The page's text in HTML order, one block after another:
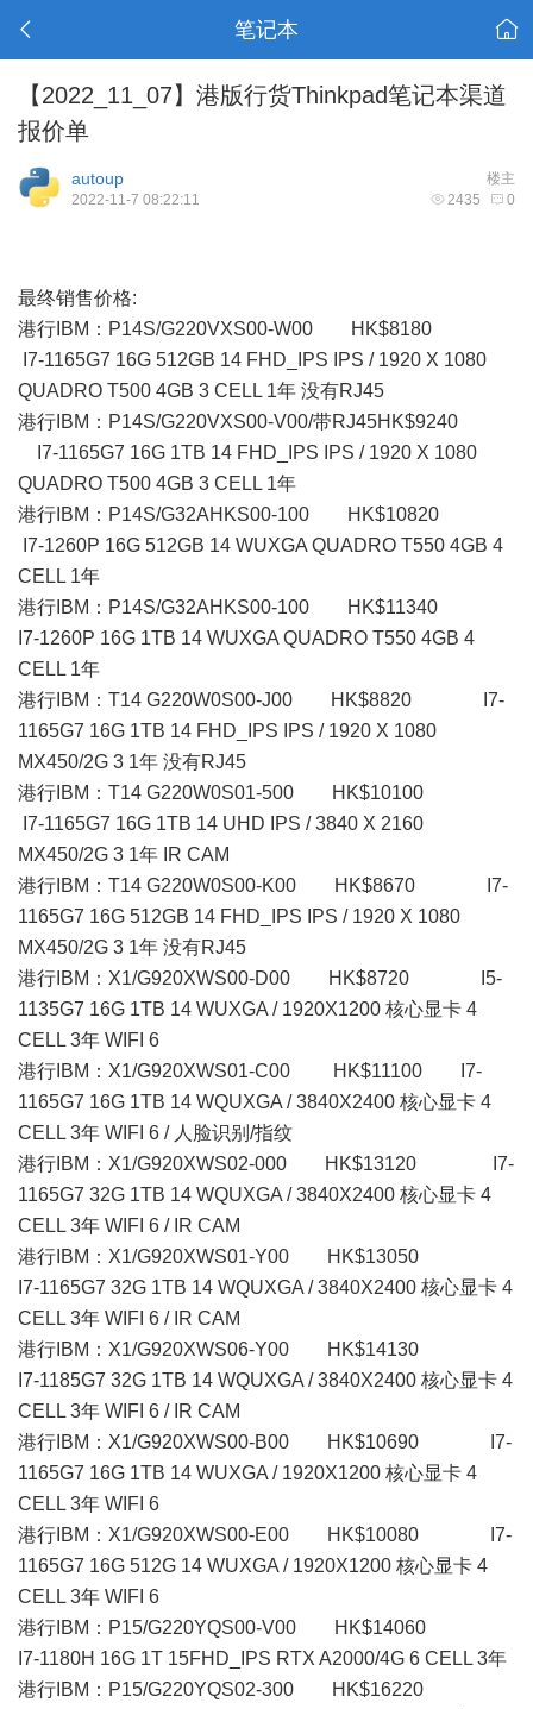
笔记本
【2022_11_07】港版行货Thinkpad笔记本渠道
报价单
楼主
autoup
2435 0
2022-11-7 08:22:11
最终销售价格:
港行IBM：P14S/G220VXS00-W00 HK$8180
I7-1165G7 16G 512GB 14 FHD_IPS IPS / 1920 X 1080
QUADRO T500 4GB 3 CELL 1年 没有RJ45
港行IBM：P14S/G220VXS00-V00/带RJ45HK$9240
I7-1165G7 16G 1TB 14 FHD_IPS IPS / 1920 X 1080
QUADRO T500 4GB 3 CELL 1年
港行IBM：P14S/G32AHKS00-100 HK$10820
I7-1260P 16G 512GB 14 WUXGA QUADRO T550 4GB 4
CELL 1年
港行IBM：P14S/G32AHKS00-100 HK$11340
I7-1260P 16G 1TB 14 WUXGA QUADRO T550 4GB 4
CELL 1年
港行IBM：T14 G220W0S00-J00 HK$8820 I7-
1165G7 16G 1TB 14 FHD_IPS IPS / 1920 X 1080
MX450/2G 3 1年 没有RJ45
港行IBM：T14 G220W0S01-500 HK$10100
I7-1165G7 16G 1TB 14 UHD IPS / 3840 X 2160
MX450/2G 3 1年 IR CAM
港行IBM：T14 G220W0S00-K00 HK$8670 I7-
1165G7 16G 512GB 14 FHD_IPS IPS / 1920 X 1080
MX450/2G 3 1年 没有RJ45
港行IBM：X1/G920XWS00-D00 HK$8720 I5-
1135G7 16G 1TB 14 WUXGA / 1920X1200 核心显卡 4
CELL 3年 WIFI 6
港行IBM：X1/G920XWS01-C00 HK$11100 I7-
1165G7 16G 1TB 14 WQUXGA / 3840X2400 核心显卡 4
CELL 3年 WIFI 6 / 人脸识别/指纹
港行IBM：X1/G920XWS02-000 HK$13120 I7-
1165G7 32G 1TB 14 WQUXGA / 3840X2400 核心显卡 4
CELL 3年 WIFI 6 / IR CAM
港行IBM：X1/G920XWS01-Y00 HK$13050
I7-1165G7 32G 1TB 14 WQUXGA / 3840X2400 核心显卡 4
CELL 3年 WIFI 6 / IR CAM
港行IBM：X1/G920XWS06-Y00 HK$14130
I7-1185G7 32G 1TB 14 WQUXGA / 3840X2400 核心显卡 4
CELL 3年 WIFI 6 / IR CAM
港行IBM：X1/G920XWS00-B00 HK$10690 I7-
1165G7 16G 1TB 14 WUXGA / 1920X1200 核心显卡 4
CELL 3年 WIFI 6
港行IBM：X1/G920XWS00-E00 HK$10080 I7-
1165G7 16G 512G 14 WUXGA / 1920X1200 核心显卡 4
CELL 3年 WIFI 6
港行IBM：P15/G220YQS00-V00 HK$14060
I7-1180H 16G 1T 15FHD_IPS RTX A2000/4G 6 CELL 3年
港行IBM：P15/G220YQS02-300 HK$16220